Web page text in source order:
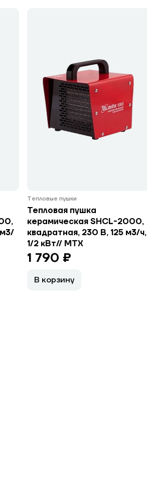
Тепловые пушки
Тепловая пушка
керамическая SHCL-2000,
квадратная, 230 В, 125 м3/ч,
1/2 кВт// MTX
1 790 ₽
В корзину